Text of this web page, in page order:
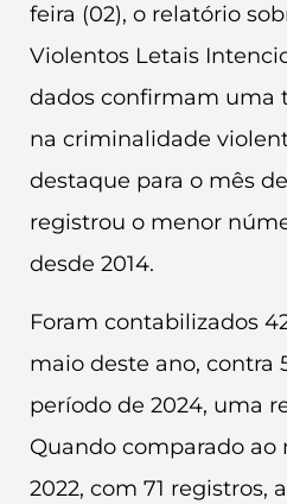
feira (02), o relatório
Violentos Letais
dados confirmam uma
na criminalidade
destaque para o mês
registrou o menor
desde 2014.
Foram contabilizados
maio deste ano, contra
período de 2024, uma
Quando comparado ao
2022, com 71 registros,